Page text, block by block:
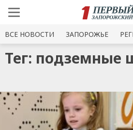
ВСЕ НОВОСТИ ЗАПОРОЖЬЕ
Тег: подземные